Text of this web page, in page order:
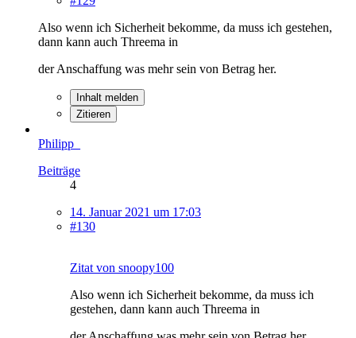
Also wenn ich Sicherheit bekomme, da muss ich gestehen,
dann kann auch Threema in
der Anschaffung was mehr sein von Betrag her.
Inhalt melden
Zitieren
Philipp_
Beiträge
4
14. Januar 2021 um 17:03
#130
Zitat von snoopy100
Also wenn ich Sicherheit bekomme, da muss ich
gestehen, dann kann auch Threema in